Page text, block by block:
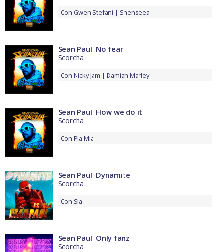
Con Gwen Stefani Shenseea
Sean Paul: No fear
Scorcha
Con Nicky Jam Damian Marley
Sean Paul: How we do it
Scorcha
Con Pia Mia
Sean Paul: Dynamite
Scorcha
Con Sia
Sean Paul: Only fanz
Scorcha